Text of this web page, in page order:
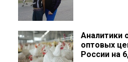
Аналитики
оптовых
России на